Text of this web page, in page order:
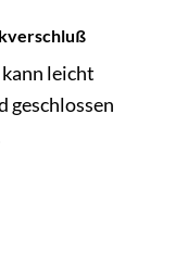
leicht
geschlossen